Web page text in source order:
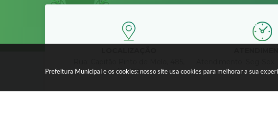
Prefeitura Municipal e os cookies: nosso site usa cookies para melhorar a sua
Centro